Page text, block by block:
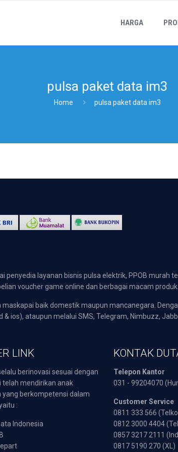
HARGA
pulsa paket data im3
Home pulsa paket data im3
layanan bisnis pulsa elektrik, PPOB murah
voucher game online dan berbagai macam
baik domestik maupun mancanegara.
ios), ataupun melalui SMS, Telegram, Nimbuzz,
LINK
berinovasi sesuai dengan
telah mendirikan anak
yang berkompetensi dalam
:
Indonesia
KONTAK
Telepon Kantor
031 - 99204070
Customer Service
0811 333 566
0812 3000 4404
0857 3217 2111
0817 5190 270 (XL)